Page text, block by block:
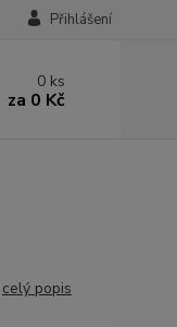
Přihlášení
0 ks
za 0 Kč
celý popis